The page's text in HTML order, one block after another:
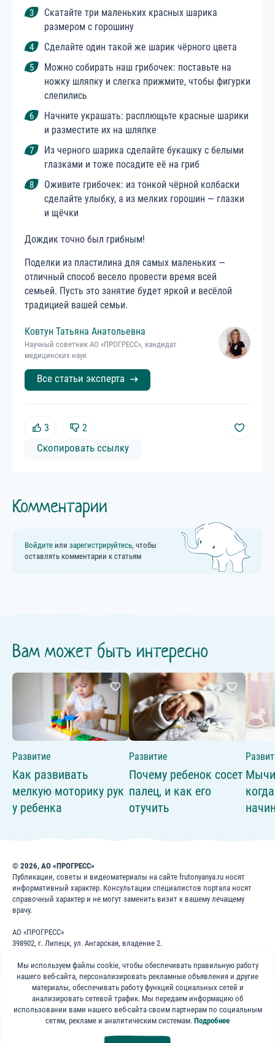
Скатайте три маленьких красных шарика
размером с горошину
Сделайте один такой же шарик чёрного цвета
Можно собирать наш грибочек: поставьте на
ножку шляпку и слегка прижмите, чтобы фигурки
слепились
Начните украшать: расплющьте красные шарики
и разместите их на шляпке
Из черного шарика сделайте букашку с белыми
глазками и тоже посадите её на гриб
Оживите грибочек: из тонкой чёрной колбаски
сделайте улыбку, а из мелких горошин — глазки
и щёчки
Дождик точно был грибным!
Поделки из пластилина для самых маленьких —
отличный способ весело провести время всей
семьей. Пусть это занятие будет яркой и весёлой
традицией вашей семьи.
Ковтун Татьяна Анатольевна
Научный советник АО «ПРОГРЕСС», кандидат
медицинских наук
Все статьи эксперта
3 2
Скопировать ссылку
Комментарии
Войдите или зарегистрируйтесь, чтобы
оставлять комментарии к статьям
Вам может быть интересно
Развитие
Как развивать
мелкую моторику рук
у ребенка
Развитие
Почему ребенок сосет
палец, и как его
отучить
© 2026, АО «ПРОГРЕСС»
Публикации, советы и видеоматериалы на сайте frutonyanya.ru носят
информативный характер. Консультации специалистов портала носят
справочный характер и не могут заменить визит к вашему лечащему
врачу.
АО «ПРОГРЕСС»
398902, г. Липецк, ул. Ангарская, владение 2.
ОГРН: 1024840823996
8 800 200 1 400
Бесплатно для звонков по России
Мы используем файлы cookie, чтобы обеспечивать правильную работу
нашего веб-сайта, персонализировать рекламные объявления и другие
материалы, обеспечивать работу функций социальных сетей и
анализировать сетевой трафик. Мы передаем информацию об
использовании вами нашего веб-сайта своим партнерам по социальным
сетям, рекламе и аналитическим системам. Подробнее